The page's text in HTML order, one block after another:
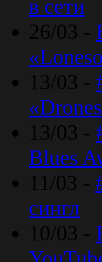
в сети
26/03 -
13/03 -
13/03 -
Blues
11/03 -
сингл
10/03 -